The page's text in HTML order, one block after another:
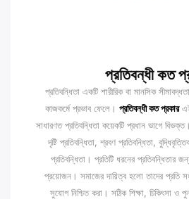
প্রতিবন্ধী কত
প্রতিবন্ধিতা একটি শারীরিক বা মানসিক
কাজকর্মে প্রভাব ফেলে। প্রতিবন্ধী কত প্রকার
সাধারণত প্রতিবন্ধিতা কয়েকটি প্রধান ভাগে
দৃষ্টি প্রতিবন্ধিতা, শ্রবণ প্রতিবন্ধিতা,
প্রতিবন্ধিতা। প্রতিটি ধরনের প্রতিবন্ধিতার
প্রয়োজন। সমাজের দায়িত্ব হলো তাদের প্রতি
সুযোগ নিশ্চিত করা। সঠিক শিক্ষা, চিকিৎসা ও